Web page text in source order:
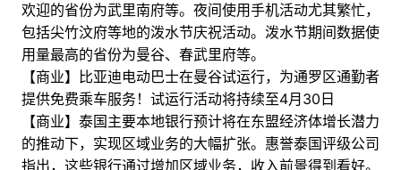
欢迎的省份为武里南府等。夜间使用手机活动尤其繁忙，
包括尖竹汶府等地的泼水节庆祝活动。泼水节期间数据使
用量最高的省份为曼谷、春武里府等。
【商业】比亚迪电动巴士在曼谷试运行，为通罗区通勤者
提供免费乘车服务！试运行活动将持续至4月30日
【商业】泰国主要本地银行预计将在东盟经济体增长潜力
的推动下，实现区域业务的大幅扩张。惠誉泰国评级公司
指出，这些银行通过增加区域业务，收入前景得到看好。